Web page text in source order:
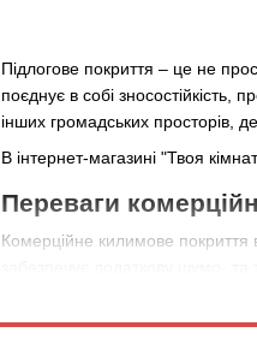
Підлогове покриття – це не
поєднує в собі зносостійкість,
інших громадських просторів,
В інтернет-магазині "Твоя
Переваги
Комерційне килимове покриття
📌 Безпека – багато моделей